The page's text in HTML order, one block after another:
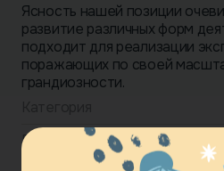
Ясность нашей позиции
развитие различных форм
подходит для реализации
поражающих по своей
грандиозности.
Возраст